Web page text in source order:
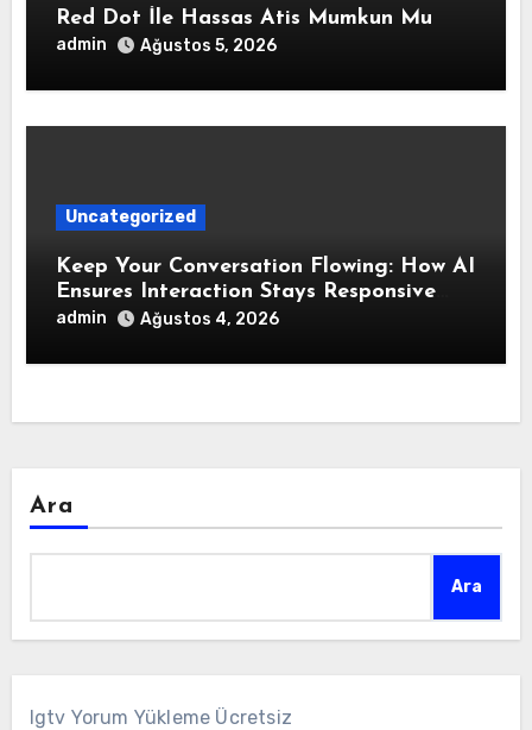
Red Dot İle Hassas Atis Mumkun Mu
admin Ağustos 5, 2026
Uncategorized
Keep Your Conversation Flowing: How AI
Ensures Interaction Stays Responsive
During Dialogue
admin Ağustos 4, 2026
Ara
Ara
Igtv Yorum Yükleme Ücretsiz